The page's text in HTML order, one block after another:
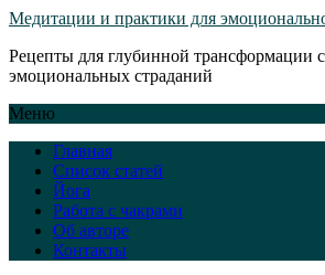
Медитации и практики для
Рецепты для глубинной трансформации
эмоциональных страданий
Меню
Главная
Список статей
Йога
Работа с чакрами
Об авторе
Контакты